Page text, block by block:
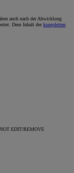
auch nach der Abwicklung
Dem Inhalt derkompletten
EDIT/REMOVE